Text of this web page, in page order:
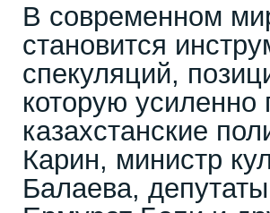
В современном
становится
спекуляций,
которую
казахстанские
Карин, министр
Балаева,